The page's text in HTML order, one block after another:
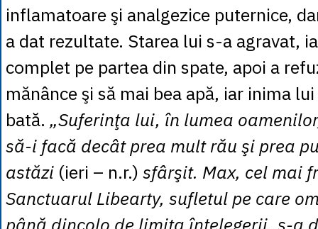
inflamatoare şi analgezice puternice,
a dat rezultate. Starea lui s-a agravat,
complet pe partea din spate, apoi a
mănânce şi să mai bea apă, iar inima
bată. „Suferinţa lui, în lumea
să-i facă decât prea mult rău şi prea
astăzi (ieri – n.r.) sfârşit. Max, cel mai
Sanctuarul Libearty, sufletul pe care